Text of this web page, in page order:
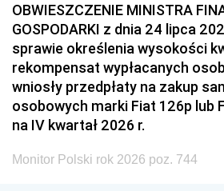
OBWIESZCZENIE MINISTRA
GOSPODARKI z dnia 24 lipca
sprawie określenia wysokości
rekompensat wypłacanych
wniosły przedpłaty na zakup
osobowych marki Fiat 126p lub
na IV kwartał 2026 r.
Monitor Polski rok 2026 poz. 744